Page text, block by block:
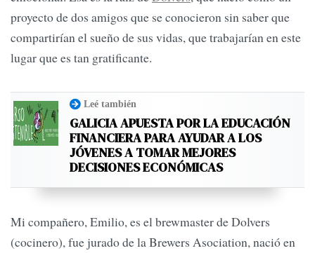
proyecto de dos amigos que se conocieron sin saber que
compartirían el sueño de sus vidas, que trabajarían en este
lugar que es tan gratificante.
Leé también
GALICIA APUESTA POR LA EDUCACIÓN
FINANCIERA PARA AYUDAR A LOS
JÓVENES A TOMAR MEJORES
DECISIONES ECONÓMICAS
Mi compañero, Emilio, es el brewmaster de Dolvers
(cocinero), fue jurado de la Brewers Asociation, nació en